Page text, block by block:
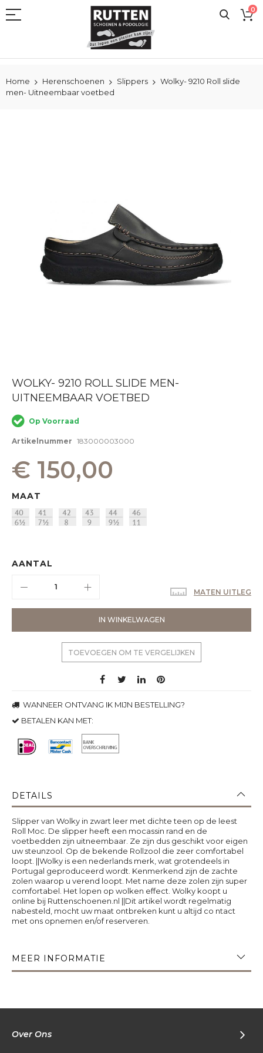
naar
0
Home Herenschoenen Slippers
Wolky- 9210 Roll slide
men- Uitneembaar voetbed
Ga
het
van
de
afbeeldingen-
WOLKY- 9210 ROLL SLIDE MEN-
UITNEEMBAAR VOETBED
Op Voorraad
Artikelnummer 183000003000
€ 150,00
MAAT
AANTAL
IN WINKELWAGEN
MATEN UITLEG
TOEVOEGEN OM TE VERGELIJKEN
WANNEER ONTVANG IK MIJN BESTELLING?
BETALEN KAN MET:
DETAILS
Slipper van Wolky in zwart leer met dichte teen op de leest
Roll Moc. De slipper heeft een mocassin rand en de
voetbedden zijn uitneembaar. Ze zijn dus geschikt voor eigen
uw steunzool. Op de bekende Rollzool die zeer comfortabel
loopt. ||Wolky is een nederlands merk, wat grotendeels in
Portugal geproduceerd wordt. Kenmerkend zijn de zachte
zolen waarop u verend loopt. Met name deze zolen zijn super
comfortabel. Het lopen op wolken effect. Wolky koopt u
online bij Ruttenschoenen.nl ||Dit artikel wordt regelmatig
nabesteld, mocht uw maat ontbreken kunt u altijd co ntact
met ons opnemen en/of reserveren.
MEER INFORMATIE
Over Ons